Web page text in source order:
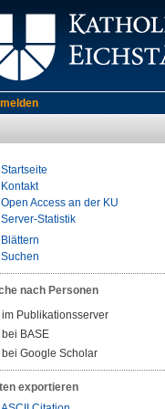
Startseite
Kontakt
Open Access an der KU
Server-Statistik
Blättern
Suchen
nach Personen
im Publikationsserver
bei BASE
bei Google Scholar
exportieren